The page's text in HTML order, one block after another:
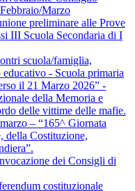
Marzo
preliminare alle Prove
III Scuola Secondaria di I
scuola/famiglia,
- Scuola primaria
il 21 Marzo 2026” -
della Memoria e
delle vittime delle mafie.
– “165^ Giornata
della Costituzione,
dei Consigli di
costituzionale